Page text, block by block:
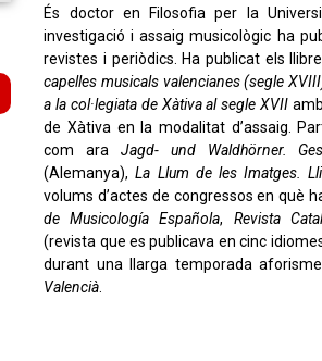
És doctor en Filosofia per la
investigació i assaig musicològic ha
revistes i periòdics. Ha publicat els
capelles musicals valencianes (segle
a la col·legiata de Xàtiva al segle XVII
de Xàtiva en la modalitat d’assaig.
com ara Jagd- und Waldhörner.
(Alemanya),La Llum de les Imatges.
volums d’actes de congressos en què
de Musicología Española, Revista
(revista que es publicava en cinc
durant una llarga temporada
Valencià